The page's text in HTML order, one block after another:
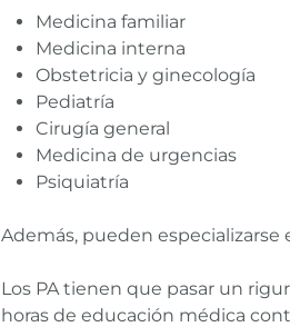
Medicina familiar
Medicina interna
Obstetricia y ginecología
Pediatría
Cirugía general
Medicina de urgencias
Psiquiatría
Además, pueden especializarse
Los PA tienen que pasar un
horas de educación médica